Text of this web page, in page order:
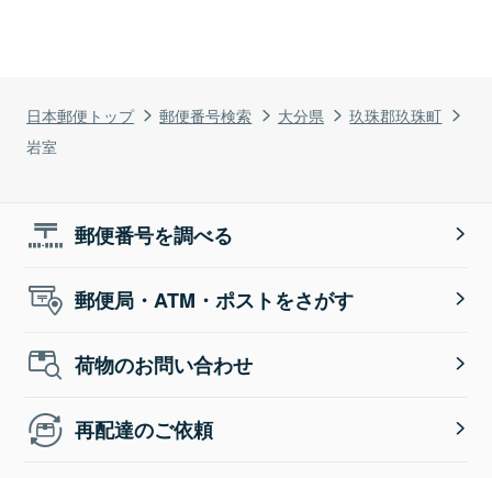
日本郵便トップ 郵便番号検索 大分県
玖珠郡玖珠町
岩室
郵便番号を調べる
郵便局・ATM・ポストをさがす
荷物のお問い合わせ
再配達のご依頼